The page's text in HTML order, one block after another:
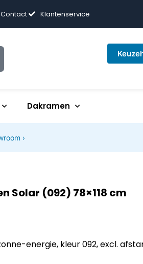
Contact Klantenservice
Dakramen
›
Solar (092) 78×118 cm
energie, kleur 092, excl.